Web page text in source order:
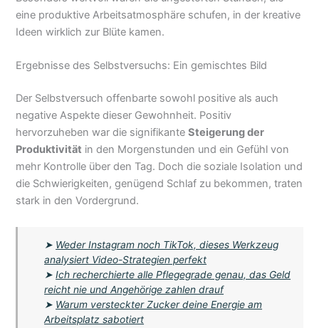
eine produktive Arbeitsatmosphäre schufen, in der kreative
Ideen wirklich zur Blüte kamen.
Ergebnisse des Selbstversuchs: Ein gemischtes Bild
Der Selbstversuch offenbarte sowohl positive als auch
negative Aspekte dieser Gewohnheit. Positiv
hervorzuheben war die signifikanteSteigerung der
Produktivität in den Morgenstunden und ein Gefühl von
mehr Kontrolle über den Tag. Doch die soziale Isolation und
die Schwierigkeiten, genügend Schlaf zu bekommen, traten
stark in den Vordergrund.
➤ Weder Instagram noch TikTok, dieses Werkzeug
analysiert Video-Strategien perfekt
➤Ich recherchierte alle Pflegegrade genau, das Geld
reicht nie und Angehörige zahlen drauf
➤ Warum versteckter Zucker deine Energie am
Arbeitsplatz sabotiert